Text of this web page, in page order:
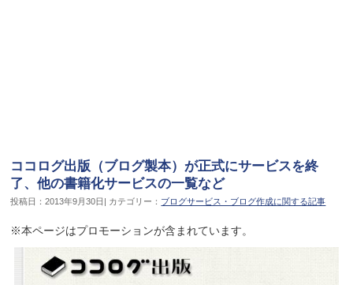
ココログ出版（ブログ製本）が正式にサービスを終
了、他の書籍化サービスの一覧など
投稿日：2013年9月30日| カテゴリー： ブログサービス・ブログ作成に関する記事